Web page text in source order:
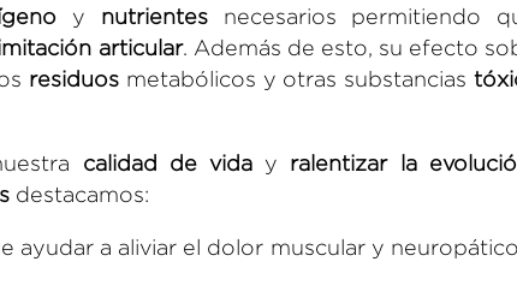
y nutrientesnecesarios permitiendo
articular. Además de esto, su efecto
residuosmetabólicos y otras substancias
calidad de viday ralentizar la
destacamos:
ayudar a aliviar el dolor muscular y